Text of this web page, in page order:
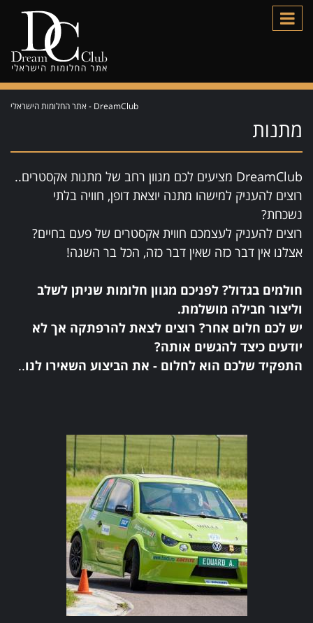
DreamClub - אתר החלומות הישראלי
מתנות
DreamClub מציעים לכם מגוון רחב של מתנות אקסטרים..
רוצים להעניק למישהו מתנה יוצאת דופן, חוויה בלתי
נשכחת?
רוצים להעניק לעצמכם חווית אקסטרים של פעם בחיים?
אצלנו אין דבר כזה שאין דבר כזה, הכל בר השגה!
חולמים בגדול? לפניכם מגוון חלומות שניתן לשלב
וליצור חבילה מושלמת.
יש לכם חלום אחר? רוצים לצאת להרפתקה אך לא
יודעים כיצד להגשים אותה?
התפקיד שלכם הוא לחלום - את הביצוע השאירו לנו..